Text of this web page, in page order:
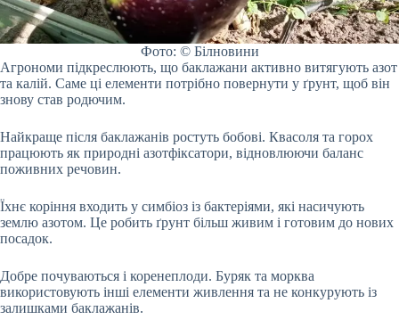
Фото: © Білновини
Агрономи підкреслюють, що баклажани активно витягують азот
та калій. Саме ці елементи потрібно повернути у ґрунт, щоб він
знову став родючим.
Найкраще після баклажанів ростуть бобові. Квасоля та горох
працюють як природні азотфіксатори, відновлюючи баланс
поживних речовин.
Їхнє коріння входить у симбіоз із бактеріями, які насичують
землю азотом. Це робить ґрунт більш живим і готовим до нових
посадок.
Добре почуваються і коренеплоди. Буряк та морква
використовують інші елементи живлення та не конкурують із
залишками баклажанів.